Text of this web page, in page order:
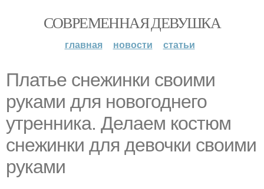
СОВРЕМЕННАЯ ДЕВУШКА
главная новости статьи
Платье снежинки своими
руками для новогоднего
утренника. Делаем костюм
снежинки для девочки своими
руками